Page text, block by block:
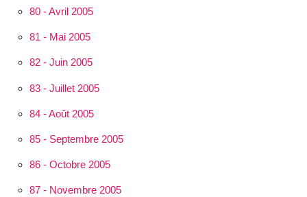
80 - Avril 2005
81 - Mai 2005
82 - Juin 2005
83 - Juillet 2005
84 - Août 2005
85 - Septembre 2005
86 - Octobre 2005
87 - Novembre 2005